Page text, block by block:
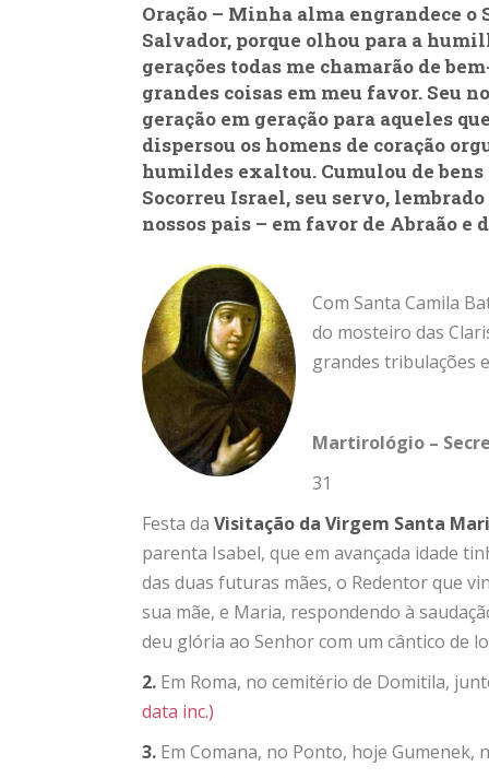
Oração – Minha alma engrandece o
Salvador, porque olhou para a
gerações todas me chamarão de
grandes coisas em meu favor. Seu
geração em geração para aqueles
dispersou os homens de coração
humildes exaltou. Cumulou de
Socorreu Israel, seu servo,
nossos pais – em favor de Abraão e
Com Santa Camila
do mosteiro das
grandes tribulações
Martirológio –
31
Festa da Visitação da Virgem Santa
parenta Isabel, que em avançada idade
das duas futuras mães, o Redentor que
sua mãe, e Maria, respondendo à
deu glória ao Senhor com um cântico de
2. Em Roma, no cemitério de Domitila,
data inc.)
3. Em Comana, no Ponto, hoje Gumenek,